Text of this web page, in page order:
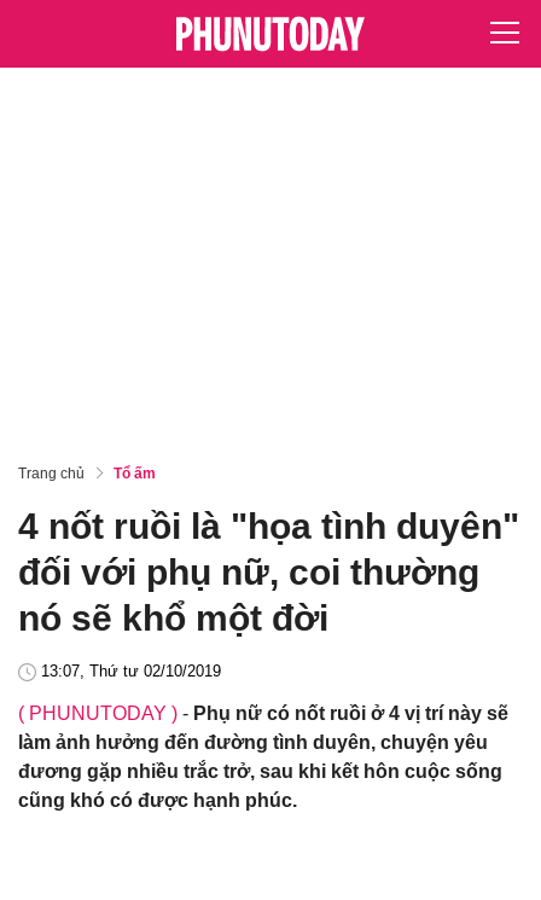
Trang chủ Tổ ấm
4 nốt ruồi là "họa tình duyên"
đối với phụ nữ, coi thường
nó sẽ khổ một đời
13:07, Thứ tư 02/10/2019
( PHUNUTODAY ) - Phụ nữ có nốt ruồi ở 4 vị trí này sẽ
làm ảnh hưởng đến đường tình duyên, chuyện yêu
đương gặp nhiều trắc trở, sau khi kết hôn cuộc sống
cũng khó có được hạnh phúc.